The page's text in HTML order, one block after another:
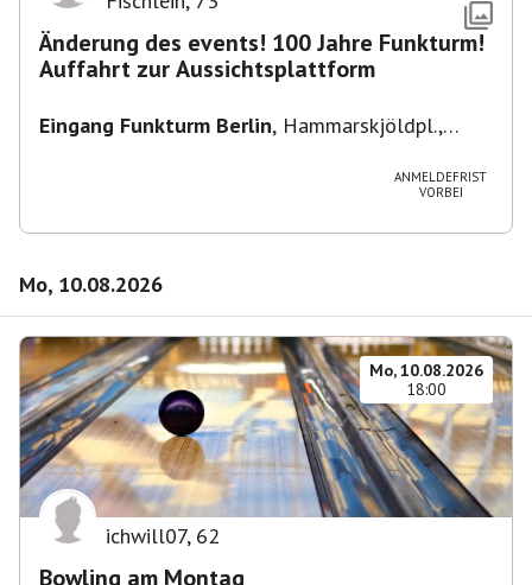
Änderung des events! 100 Jahre Funkturm!
Auffahrt zur Aussichtsplattform
Eingang Funkturm Berlin, Hammarskjöldpl.,
ANMELDEFRIST
VORBEI
Mo, 10.08.2026
Mo, 10.08.2026
18:00
ichwill07, 62
Bowling am Montag